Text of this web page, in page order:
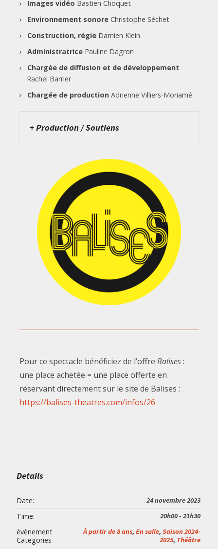
Images vidéo Bastien Choquet
Environnement sonoreChristophe Séchet
Construction, régieDamien Klein
AdministratricePauline Dagron
Chargée de diffusion et de développement
Rachel Barrier
Chargée de productionAdrienne Villiers-Moriamé
+ Production / Soutiens
Pour ce spectacle bénéficiez de l’offre Balises:
une place achetée = une place offerte en
réservant directement sur le site de Balises :
https://balises-theatres.com/infos/26
Details
Date: 24 novembre 2023
Time: 20h00 - 21h30
évènement
Categories
À partir de 8 ans, En salle, Saison 2024-
2025, Théâtre